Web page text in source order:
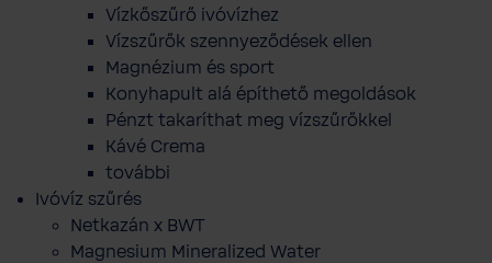
Vízkőszűrő ivóvízhez
Vízszűrők szennyeződések ellen
Magnézium és sport
Konyhapult alá építhető megoldások
Pénzt takaríthat meg vízszűrőkkel
Kávé Crema
további
Ivóvíz szűrés
Netkazán x BWT
Magnesium Mineralized Water